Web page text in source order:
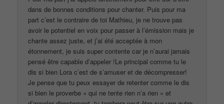
dans de bonnes conditions pour chanter. Puis pour ma
part c’est le contraire de toi Mathieu, je ne trouve pas
avoir le potentiel en voix pour passer à l’émission mais je
chante assez juste, et j’ai été acceptée à mon
étonnement, je suis super contente car je n’aurai jamais
pensé être capable d’appeler !Le principal comme tu le
dis si bien Lora c’est de s’amuser et de décompresser!
Je pense que tu peux essayer de retenter comme le dis
si bien le proverbe « qui ne tente rien n’a rien » et